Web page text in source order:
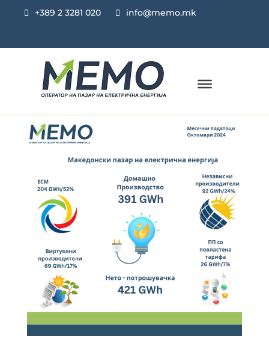
+389 2 3281 020 info@memo.mk